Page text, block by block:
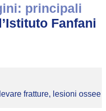
principali
Fanfani
fratture, lesioni ossee